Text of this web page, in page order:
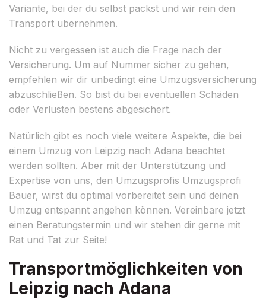
Variante, bei der du selbst packst und wir rein den
Transport übernehmen.
Nicht zu vergessen ist auch die Frage nach der
Versicherung. Um auf Nummer sicher zu gehen,
empfehlen wir dir unbedingt eine Umzugsversicherung
abzuschließen. So bist du bei eventuellen Schäden
oder Verlusten bestens abgesichert.
Natürlich gibt es noch viele weitere Aspekte, die bei
einem Umzug von Leipzig nach Adana beachtet
werden sollten. Aber mit der Unterstützung und
Expertise von uns, den Umzugsprofis Umzugsprofi
Bauer, wirst du optimal vorbereitet sein und deinen
Umzug entspannt angehen können. Vereinbare jetzt
einen Beratungstermin und wir stehen dir gerne mit
Rat und Tat zur Seite!
Transportmöglichkeiten von
Leipzig nach Adana